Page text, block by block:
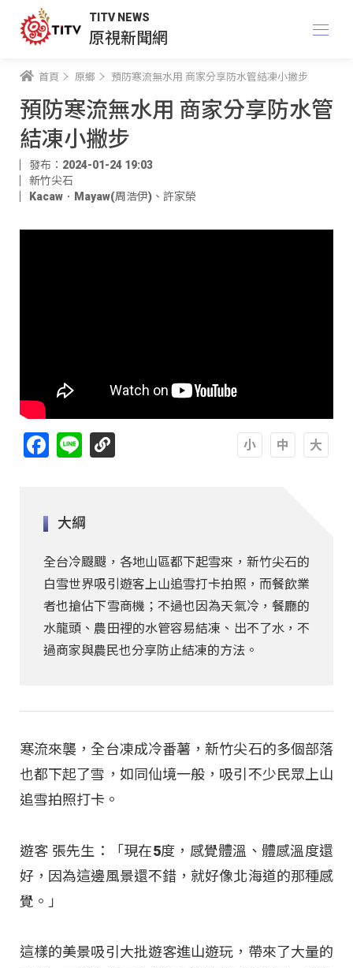
TITV NEWS
原視新聞網
首頁 原鄉 預防寒流無水用 商家分享防水管結凍小撇步
預防寒流無水用 商家分享防水管
結凍小撇步
發布：2024-01-24 19:03
新竹尖石
Kacaw．Mayaw(周浩伊) 、 許家榮
Facebook
Line
大綱
全台冷颼颼，各地山區都下起雪來，新竹尖石的
白雪世界吸引遊客上山追雪打卡拍照，而餐飲業
者也搶佔下雪商機；不過也因為天氣冷，餐廳的
水龍頭、農田裡的水管容易結凍、出不了水，不
過商家與農民也分享防止結凍的方法。
寒流來襲，全台凍成冷番薯，新竹尖石的多個部落
也都下起了雪，如同仙境一般，吸引不少民眾上山
追雪拍照打卡。
遊客 張先生：「現在5度，感覺體溫、體感溫度還
好，因為這邊風景還不錯，就好像北海道的那種感
覺。」
這樣的美景吸引大批遊客進山遊玩，帶來了大量的